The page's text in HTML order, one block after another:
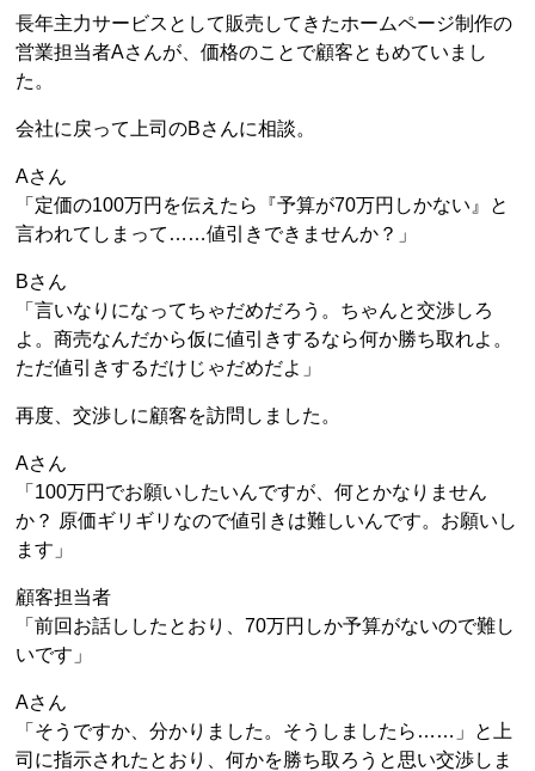
長年主力サービスとして販売してきたホームページ制作の
営業担当者Aさんが、価格のことで顧客ともめていまし
た。
会社に戻って上司のBさんに相談。
Aさん
「定価の100万円を伝えたら『予算が70万円しかない』と
言われてしまって……値引きできませんか？」
Bさん
「言いなりになってちゃだめだろう。ちゃんと交渉しろ
よ。商売なんだから仮に値引きするなら何か勝ち取れよ。
ただ値引きするだけじゃだめだよ」
再度、交渉しに顧客を訪問しました。
Aさん
「100万円でお願いしたいんですが、何とかなりません
か？ 原価ギリギリなので値引きは難しいんです。お願いし
ます」
顧客担当者
「前回お話ししたとおり、70万円しか予算がないので難し
いです」
Aさん
「そうですか、分かりました。そうしましたら……」と上
司に指示されたとおり、何かを勝ち取ろうと思い交渉しま